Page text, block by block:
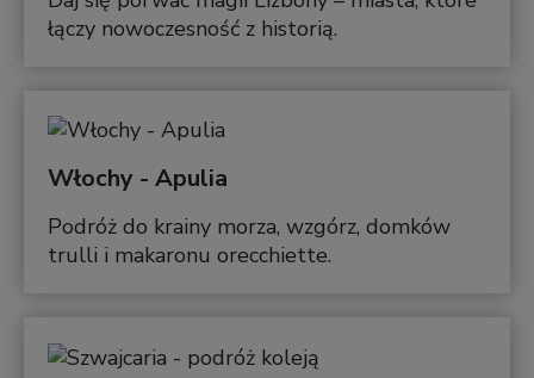
łączy nowoczesność z historią.
Włochy - Apulia
Podróż do krainy morza, wzgórz, domków
trulli i makaronu orecchiette.